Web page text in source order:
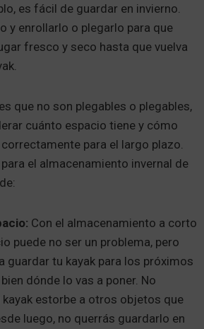
es fácil de guardar en invierno.
y enrollarlo o plegarlo para que
fresco y seco hasta que vuelva
que no son plegables o plegables,
cuánto espacio tiene y cómo
para el largo plazo.
el almacenamiento invernal de
Con el almacenamiento a corto
puede no ser un problema, pero
guardar tu kayak para los próximos
dónde lo vas a poner. No
kayak estorbe a otros objetos que
luego, no querrás guardarlo en